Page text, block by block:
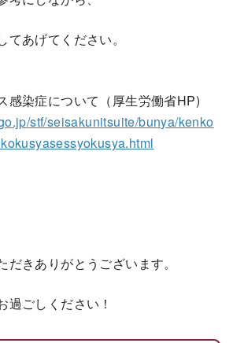
あげてください。
感染症について（厚生労働省HP)
stf/seisakunitsuite/bunya/kenko
きありがとうございます。
過ごしください！